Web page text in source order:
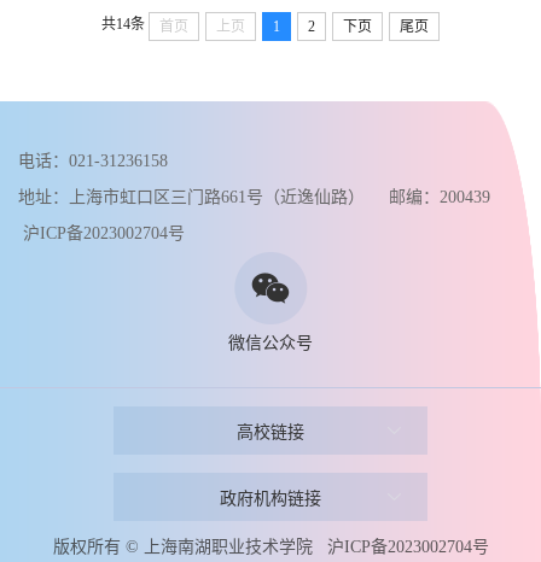
共14条 首页 上页 1 2 下页 尾页
电话：021-31236158
地址：上海市虹口区三门路661号（近逸仙路） 邮编：200439
沪ICP备2023002704号
微信公众号
高校链接
政府机构链接
版权所有 © 上海南湖职业技术学院 沪ICP备2023002704号